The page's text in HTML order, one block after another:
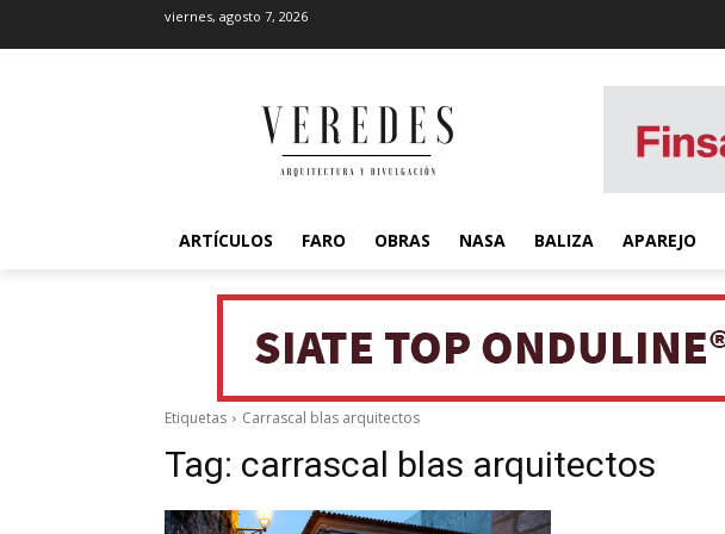
viernes, agosto 7, 2026
ARTÍCULOS FARO OBRAS NASA BALIZA APAREJO
Etiquetas Carrascal blas arquitectos
Tag: carrascal blas arquitectos